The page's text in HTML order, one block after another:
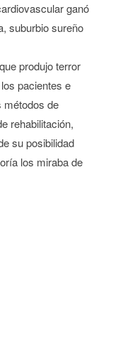
ganó
suburbio sureño
produjo terror
pacientes e
métodos de
rehabilitación,
su posibilidad
los miraba de